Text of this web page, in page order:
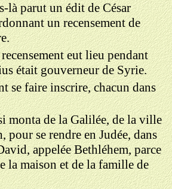
là parut un édit de César
un recensement de
eut lieu pendant
était gouverneur de Syrie.
se faire inscrire, chacun dans
monta de la Galilée, de la ville
pour se rendre en Judée, dans
appelée Bethléhem, parce
la maison et de la famille de